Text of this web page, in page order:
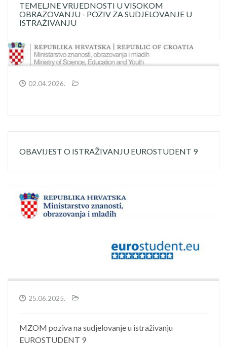
TEMELJNE VRIJEDNOSTI U VISOKOM
OBRAZOVANJU - POZIV ZA SUDJELOVANJE U
ISTRAŽIVANJU
02.04.2026.
OBAVIJEST O ISTRAŽIVANJU EUROSTUDENT 9
25.06.2025.
MZOM poziva na sudjelovanje u istraživanju
EUROSTUDENT 9